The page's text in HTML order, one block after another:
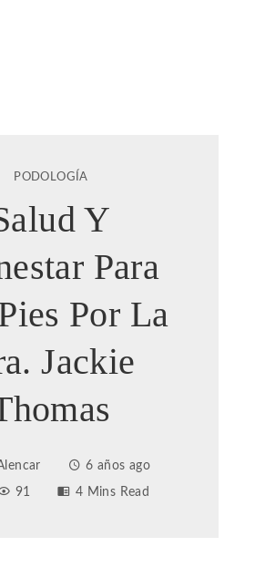
PODOLOGÍA
Y
Para
Por La
Jackie
6 años ago
91
4 Mins Read